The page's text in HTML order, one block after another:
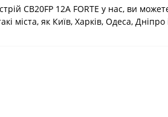
CB20FP 12А FORTE у нас, ви
міста, як Київ, Харків, Одеса, Дніпро